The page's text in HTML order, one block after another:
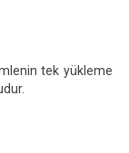
tek yükleme